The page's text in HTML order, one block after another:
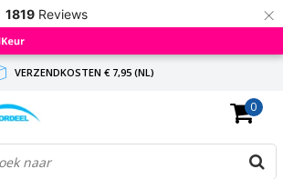
1819 Reviews ×
VERZENDKOSTEN € 7,95 (NL)
VERZENDING(NL) VANAF € 65,-
1-3 WERKDAGEN ANTWOORD
0